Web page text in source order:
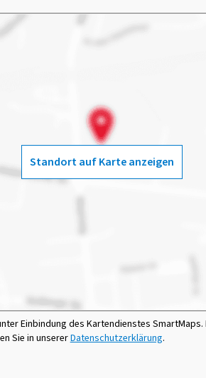
Standort auf Karte anzeigen
Einbindung des Kartendienstes SmartMaps.
Sie in unsererDatenschutzerklärung.